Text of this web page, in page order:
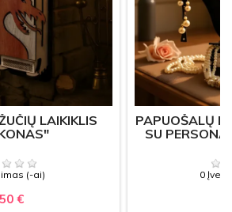
LAIKIKLIS
(-ai)
€
PAPUOŠALŲ
SU
0